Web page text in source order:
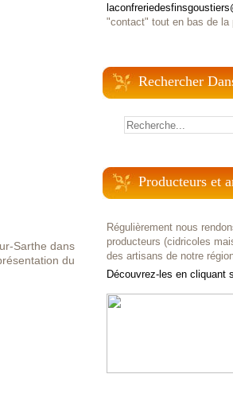
Sarthe dans
du
"contact" tout en bas de la
Rechercher
Producteurs et
Régulièrement nous
producteurs (cidricoles
des artisans de notre
Découvrez-les en cliquant